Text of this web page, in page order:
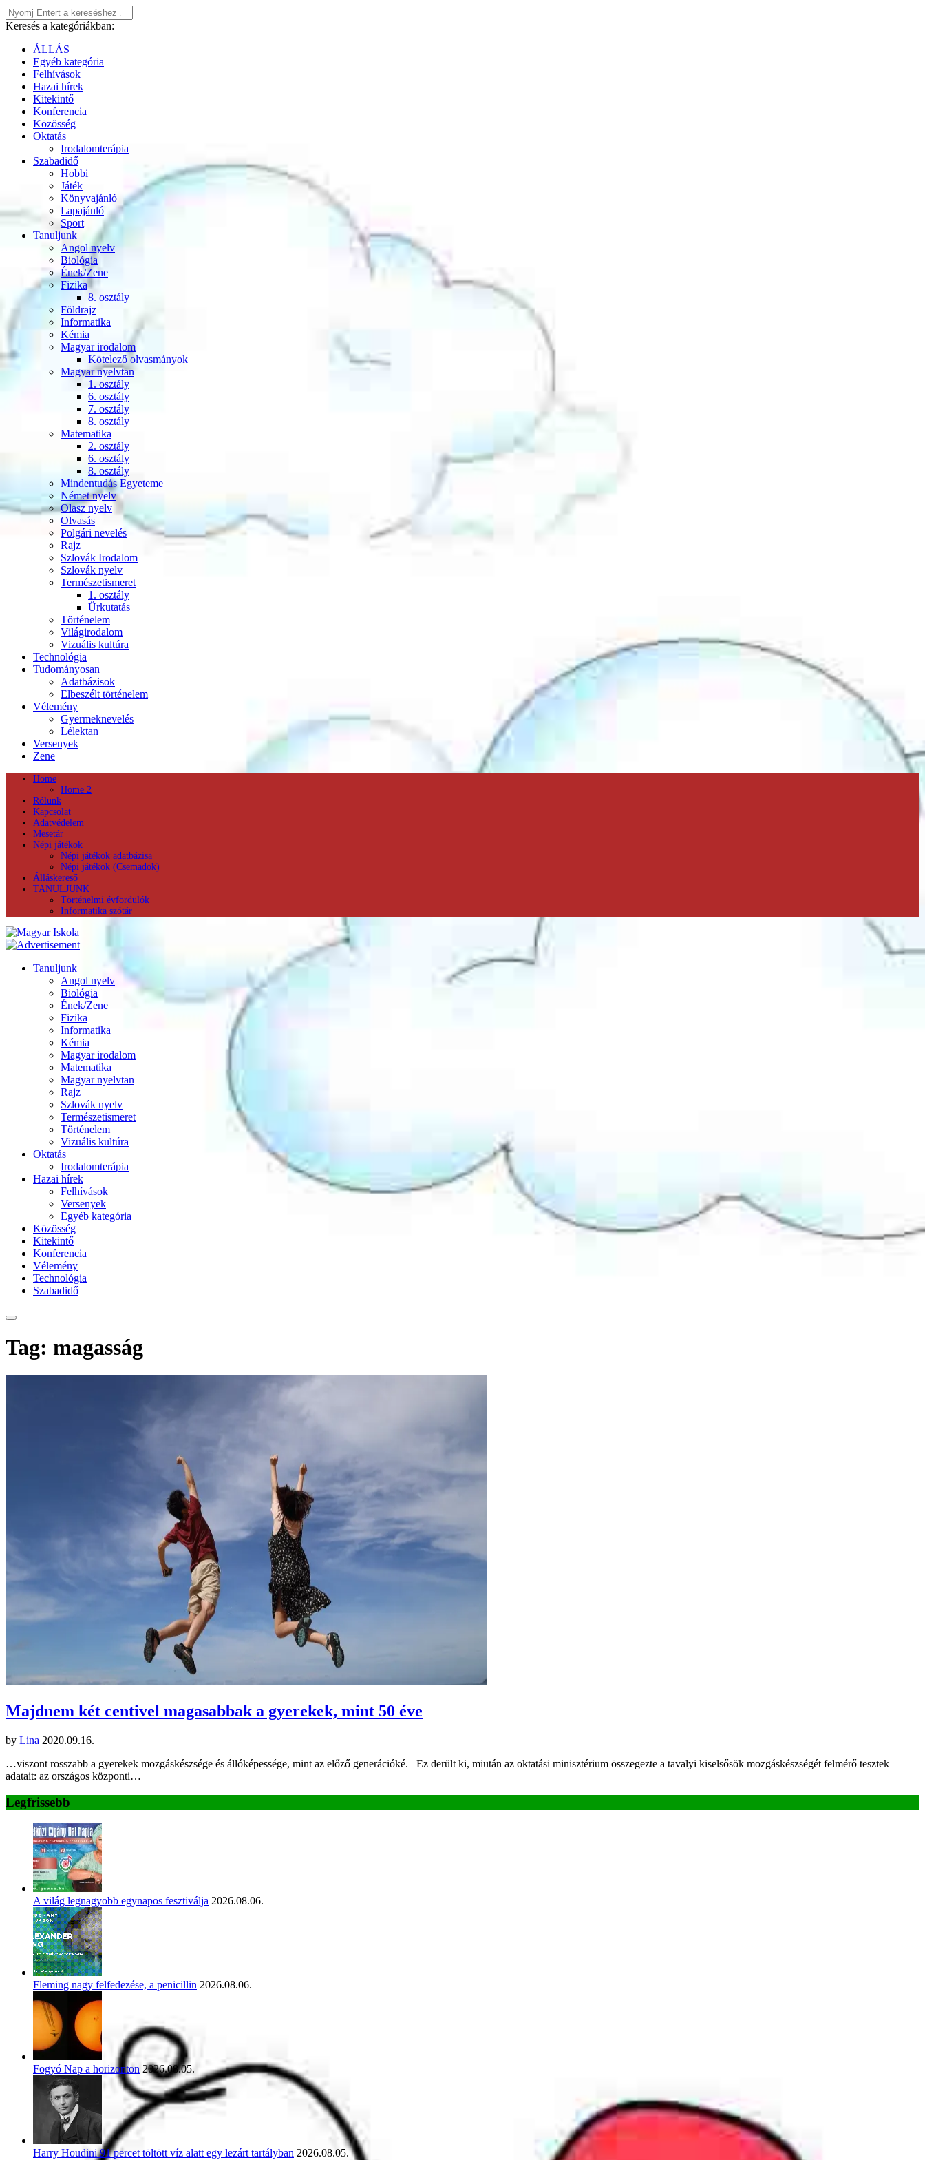
Keresés a kategóriákban:
ÁLLÁS
Egyéb kategória
Felhívások
Hazai hírek
Kitekintő
Konferencia
Közösség
Oktatás
Irodalomterápia
Szabadidő
Hobbi
Játék
Könyvajánló
Lapajánló
Sport
Tanuljunk
Angol nyelv
Biológia
Ének/Zene
Fizika
8. osztály
Földrajz
Informatika
Kémia
Magyar irodalom
Kötelező olvasmányok
Magyar nyelvtan
1. osztály
6. osztály
7. osztály
8. osztály
Matematika
2. osztály
6. osztály
8. osztály
Mindentudás Egyeteme
Német nyelv
Olasz nyelv
Olvasás
Polgári nevelés
Rajz
Szlovák Irodalom
Szlovák nyelv
Természetismeret
1. osztály
Űrkutatás
Történelem
Világirodalom
Vizuális kultúra
Technológia
Tudományosan
Adatbázisok
Elbeszélt történelem
Vélemény
Gyermeknevelés
Lélektan
Versenyek
Zene
Home
Home 2
Rólunk
Kapcsolat
Adatvédelem
Mesetár
Népi játékok
Népi játékok adatbázisa
Népi játékok (Csemadok)
Álláskereső
TANULJUNK
Történelmi évfordulók
Informatika szótár
Tanuljunk
Angol nyelv
Biológia
Ének/Zene
Fizika
Informatika
Kémia
Magyar irodalom
Matematika
Magyar nyelvtan
Rajz
Szlovák nyelv
Természetismeret
Történelem
Vizuális kultúra
Oktatás
Irodalomterápia
Hazai hírek
Felhívások
Versenyek
Egyéb kategória
Közösség
Kitekintő
Konferencia
Vélemény
Technológia
Szabadidő
Tag: magasság
Majdnem két centivel magasabbak a gyerekek, mint 50 éve
by Lina 2020.09.16.
…viszont rosszabb a gyerekek mozgáskészsége és állóképessége, mint az előző generációké. Ez derült ki, miután az oktatási minisztérium összegezte a tavalyi kiselsősök mozgáskészségét felmérő tesztek
adatait: az országos központi…
Legfrissebb
A világ legnagyobb egynapos fesztiválja 2026.08.06.
Fleming nagy felfedezése, a penicillin 2026.08.06.
Fogyó Nap a horizonton 2026.08.05.
Harry Houdini 91 percet töltött víz alatt egy lezárt tartályban 2026.08.05.